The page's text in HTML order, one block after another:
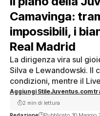
Camavinga:
impossibili, i
Real Madrid
La dirigenza vira sul
Silva e Lewandowski. Il
condizioni, mentre il
Aggiungi StileJuventus.com
2 min di lettura